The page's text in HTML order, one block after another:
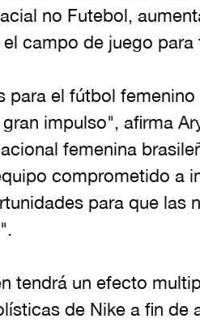
no Futebol,
campo de juego para
el fútbol femenino
impulso", afirma
femenina
comprometido a
para que las
tendrá un efecto
de Nike a fin de